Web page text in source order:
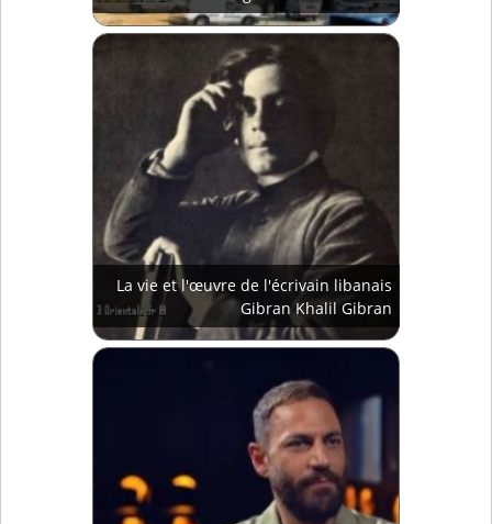
La vie et l'œuvre de l'écrivain libanais
Gibran Khalil Gibran